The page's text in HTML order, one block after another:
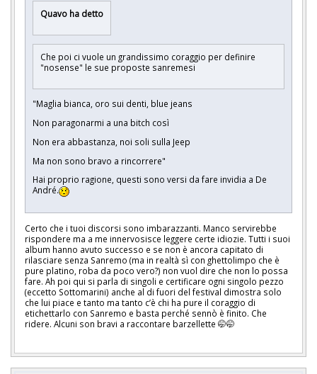
Quavo ha detto
Che poi ci vuole un grandissimo coraggio per definire
"nosense" le sue proposte sanremesi
"Maglia bianca, oro sui denti, blue jeans
Non paragonarmi a una bitch così
Non era abbastanza, noi soli sulla Jeep
Ma non sono bravo a rincorrere"
Hai proprio ragione, questi sono versi da fare invidia a De
André.
Certo che i tuoi discorsi sono imbarazzanti. Manco servirebbe
rispondere ma a me innervosisce leggere certe idiozie. Tutti i suoi
album hanno avuto successo e se non è ancora capitato di
rilasciare senza Sanremo (ma in realtà sì con ghettolimpo che è
pure platino, roba da poco vero?) non vuol dire che non lo possa
fare. Ah poi qui si parla di singoli e certificare ogni singolo pezzo
(eccetto Sottomarini) anche al di fuori del festival dimostra solo
che lui piace e tanto ma tanto c’è chi ha pure il coraggio di
etichettarlo con Sanremo e basta perché sennò è finito. Che
ridere. Alcuni son bravi a raccontare barzellette 🤭🤭